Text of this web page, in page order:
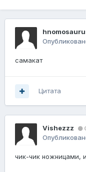
самакат
Цитата
Vishezzz
чик-чик ножницами,